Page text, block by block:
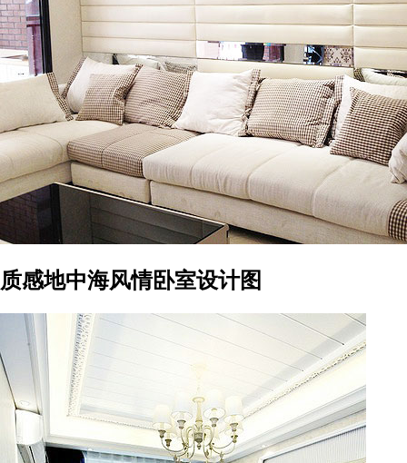
质感地中海风情卧室设计图